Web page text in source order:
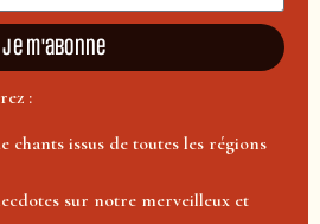
Je m'abonne
:
chants issus de toutes les régions
sur notre merveilleux et